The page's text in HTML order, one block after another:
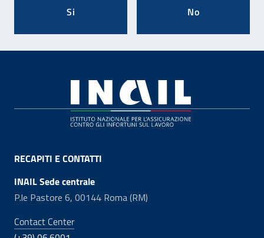
Si No
RECAPITI E CONTATTI
INAIL Sede centrale
P.le Pastore 6, 00144 Roma (RM)
Contact Center